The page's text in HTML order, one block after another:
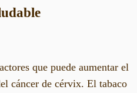
que puede aumentar el
cáncer de cérvix. El tabaco